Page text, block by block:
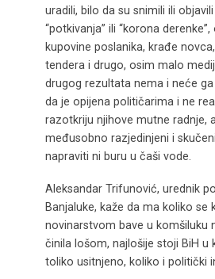
uradili, bilo da su snimili ili objavili
“potkivanja” ili “korona
kupovine poslanika, krađe
tendera i drugo, osim malo
drugog rezultata nema i neće
da je opijena političarima i ne
razotkriju njihove mutne radnje,
međusobno razjedinjeni i
napraviti ni buru u čaši vode.
Aleksandar Trifunović, urednik
Banjaluke, kaže da ma koliko se
novinarstvom bave u komšiluku
činila lošom, najlošije stoji BiH u
toliko usitnjeno, koliko i politički